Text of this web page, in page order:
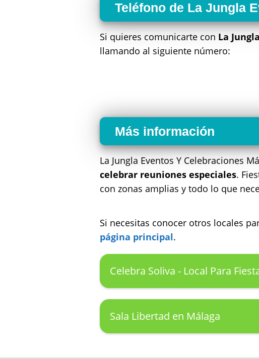
Teléfono de La Jungla
Si quieres comunicarte con La
llamando al siguiente número:
Más información
La Jungla Eventos Y Celebraciones
celebrar reuniones especiales.
con zonas amplias y todo lo que
Si necesitas conocer otros locales
página principal.
Celebra Soliva - Local Para
Sala Libertad en Málaga